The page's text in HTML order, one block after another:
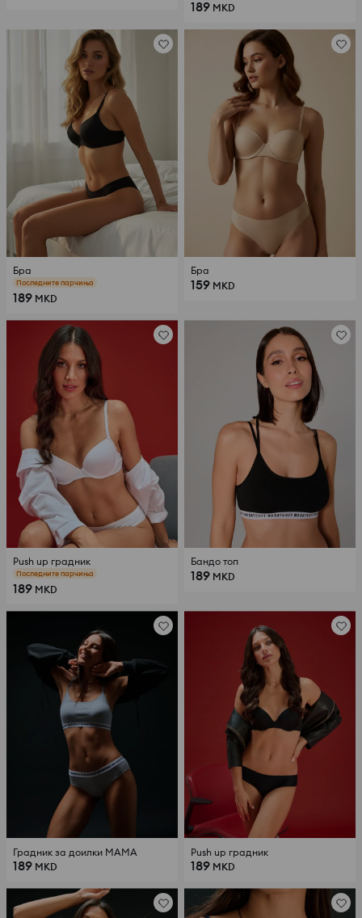
189 MKD
Бра
Последните парчиња
189 MKD
Бра
159 MKD
Push up градник
Последните парчиња
189 MKD
Бандо топ
189 MKD
Градник за доилки MAMA
189 MKD
Push up градник
189 MKD